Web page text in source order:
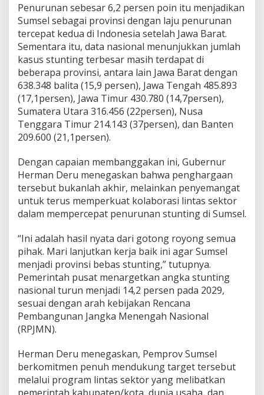
Penurunan sebesar 6,2 persen poin itu menjadikan
Sumsel sebagai provinsi dengan laju penurunan
tercepat kedua di Indonesia setelah Jawa Barat.
Sementara itu, data nasional menunjukkan jumlah
kasus stunting terbesar masih terdapat di
beberapa provinsi, antara lain Jawa Barat dengan
638.348 balita (15,9 persen), Jawa Tengah 485.893
(17,1persen), Jawa Timur 430.780 (14,7persen),
Sumatera Utara 316.456 (22persen), Nusa
Tenggara Timur 214.143 (37persen), dan Banten
209.600 (21,1persen).
Dengan capaian membanggakan ini, Gubernur
Herman Deru menegaskan bahwa penghargaan
tersebut bukanlah akhir, melainkan penyemangat
untuk terus memperkuat kolaborasi lintas sektor
dalam mempercepat penurunan stunting di Sumsel.
“Ini adalah hasil nyata dari gotong royong semua
pihak. Mari lanjutkan kerja baik ini agar Sumsel
menjadi provinsi bebas stunting,” tutupnya.
Pemerintah pusat menargetkan angka stunting
nasional turun menjadi 14,2 persen pada 2029,
sesuai dengan arah kebijakan Rencana
Pembangunan Jangka Menengah Nasional
(RPJMN).
Herman Deru menegaskan, Pemprov Sumsel
berkomitmen penuh mendukung target tersebut
melalui program lintas sektor yang melibatkan
pemerintah kabupaten/kota, dunia usaha, dan